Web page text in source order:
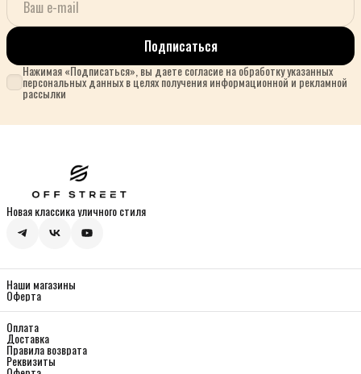
Подписаться
Нажимая «Подписаться», вы даете согласие на обработку указанных
персональных данных в целях получения информационной и рекламной
рассылки
Новая классика уличного стиля
Наши магазины
Оферта
Оплата
Доставка
Правила возврата
Реквизиты